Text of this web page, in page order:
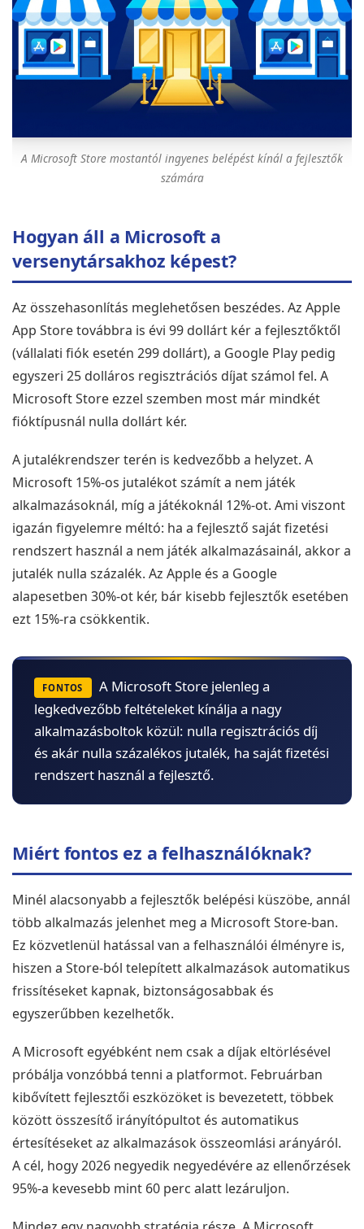
A Microsoft Store mostantól ingyenes belépést kínál a fejlesztők
számára
Hogyan áll a Microsoft a
versenytársakhoz képest?
Az összehasonlítás meglehetősen beszédes. Az Apple
App Store továbbra is évi 99 dollárt kér a fejlesztőktől
(vállalati fiók esetén 299 dollárt), a Google Play pedig
egyszeri 25 dolláros regisztrációs díjat számol fel. A
Microsoft Store ezzel szemben most már mindkét
fióktípusnál nulla dollárt kér.
A jutalékrendszer terén is kedvezőbb a helyzet. A
Microsoft 15%-os jutalékot számít a nem játék
alkalmazásoknál, míg a játékoknál 12%-ot. Ami viszont
igazán figyelemre méltó: ha a fejlesztő saját fizetési
rendszert használ a nem játék alkalmazásainál, akkor a
jutalék nulla százalék. Az Apple és a Google
alapesetben 30%-ot kér, bár kisebb fejlesztők esetében
ezt 15%-ra csökkentik.
FONTOS
A Microsoft Store jelenleg a
legkedvezőbb feltételeket kínálja a nagy
alkalmazásboltok közül: nulla regisztrációs díj
és akár nulla százalékos jutalék, ha saját fizetési
rendszert használ a fejlesztő.
Miért fontos ez a felhasználóknak?
Minél alacsonyabb a fejlesztők belépési küszöbe, annál
több alkalmazás jelenhet meg a Microsoft Store-ban.
Ez közvetlenül hatással van a felhasználói élményre is,
hiszen a Store-ból telepített alkalmazások automatikus
frissítéseket kapnak, biztonságosabbak és
egyszerűbben kezelhetők.
A Microsoft egyébként nem csak a díjak eltörlésével
próbálja vonzóbbá tenni a platformot. Februárban
kibővített fejlesztői eszközöket is bevezetett, többek
között összesítő irányítópultot és automatikus
értesítéseket az alkalmazások összeomlási arányáról.
A cél, hogy 2026 negyedik negyedévére az ellenőrzések
95%-a kevesebb mint 60 perc alatt lezáruljon.